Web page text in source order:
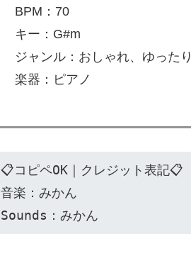
BPM：70
キー：G#m
ジャンル：おしゃれ、ゆったり
楽器：ピアノ
📋コピペOK｜クレジット表記📋
音楽：みかん
Sounds：みかん